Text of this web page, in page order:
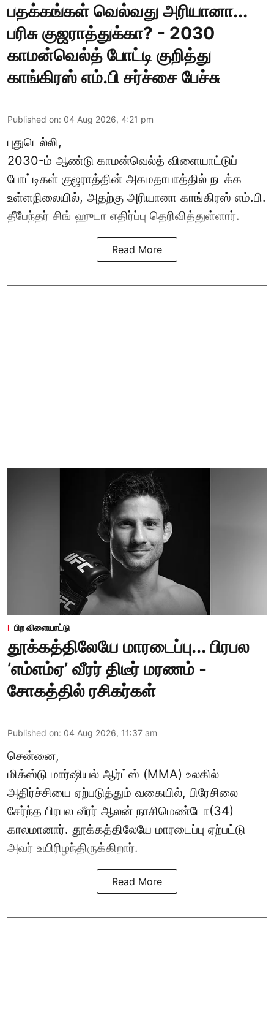
பதக்கங்கள் வெல்வது அரியானா...
பரிசு குஜராத்துக்கா? - 2030
காமன்வெல்த் போட்டி குறித்து
காங்கிரஸ் எம்.பி சர்ச்சை பேச்சு
Published on: 04 Aug 2026, 4:21 pm
புதுடெல்லி,
2030-ம் ஆண்டு காமன்வெல்த் விளையாட்டுப்
போட்டிகள் குஜராத்தின் அகமதாபாத்தில் நடக்க
உள்ளநிலையில், அதற்கு அரியானா காங்கிரஸ் எம்.பி.
தீபேந்தர் சிங் ஹுடா எதிர்ப்பு தெரிவித்துள்ளார்.
Read More
பிற விளையாட்டு
தூக்கத்திலேயே மாரடைப்பு... பிரபல
’எம்எம்ஏ’ வீரர் திடீர் மரணம் -
சோகத்தில் ரசிகர்கள்
Published on: 04 Aug 2026, 11:37 am
சென்னை,
மிக்ஸ்டு மார்ஷியல் ஆர்ட்ஸ் (MMA) உலகில்
அதிர்ச்சியை ஏற்படுத்தும் வகையில், பிரேசிலை
சேர்ந்த பிரபல வீரர் ஆலன் நாசிமெண்டோ(34)
காலமானார். தூக்கத்திலேயே மாரடைப்பு ஏற்பட்டு
அவர் உயிரிழந்திருக்கிறார்.
Read More